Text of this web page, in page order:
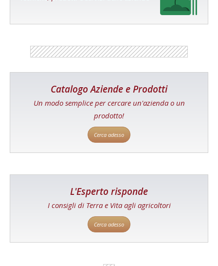
Catalogo Aziende e Prodotti
Un modo semplice per cercare un'azienda o un
prodotto!
Cerca adesso
L'Esperto risponde
I consigli di Terra e Vita agli agricoltori
Cerca adesso